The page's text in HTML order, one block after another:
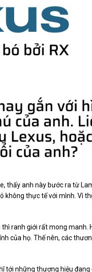
thấy anh này bước ra từ
thực tế với mình. Vì
ranh giới rất mong
của họ. Thế nên, các
tới những thương hiệu